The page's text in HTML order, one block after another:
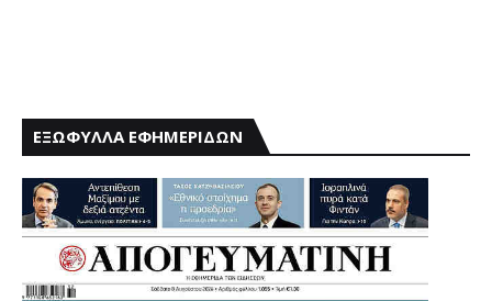
ΕΞΩΦΥΛΛΑ ΕΦΗΜΕΡΙΔΩΝ